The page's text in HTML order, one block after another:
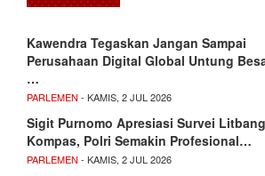
Kawendra Tegaskan Jangan Sampai
Perusahaan Digital Global Untung
…
PARLEMEN - KAMIS, 2 JUL 2026
Sigit Purnomo Apresiasi Survei Litbang
Kompas, Polri Semakin Profesional…
PARLEMEN - KAMIS, 2 JUL 2026